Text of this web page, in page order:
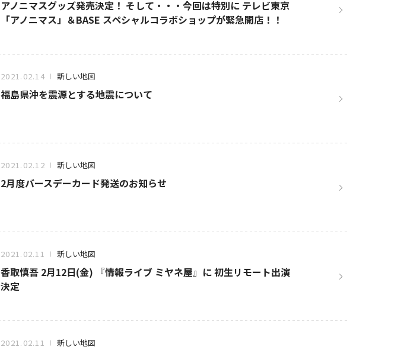
アノニマスグッズ発売決定！ そして・・・今回は特別に テレビ東京
「アノニマス」＆BASE スペシャルコラボショップが緊急開店！！
2021.02.14 新しい地図
福島県沖を震源とする地震について
2021.02.12 新しい地図
2月度バースデーカード発送のお知らせ
2021.02.11 新しい地図
香取慎吾 2月12日(金) 『情報ライブ ミヤネ屋』に 初生リモート出演
決定
2021.02.11 新しい地図